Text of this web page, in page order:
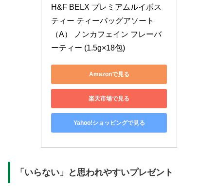
H&F BELX プレミアムルイボス
ティー ティーバッグアソート
（A） ノンカフェイン フレーバ
ーティー (1.5g×18包)
Amazonで見る
楽天市場で見る
Yahoo!ショッピングで見る
「いらない」と思われやすいプレゼント